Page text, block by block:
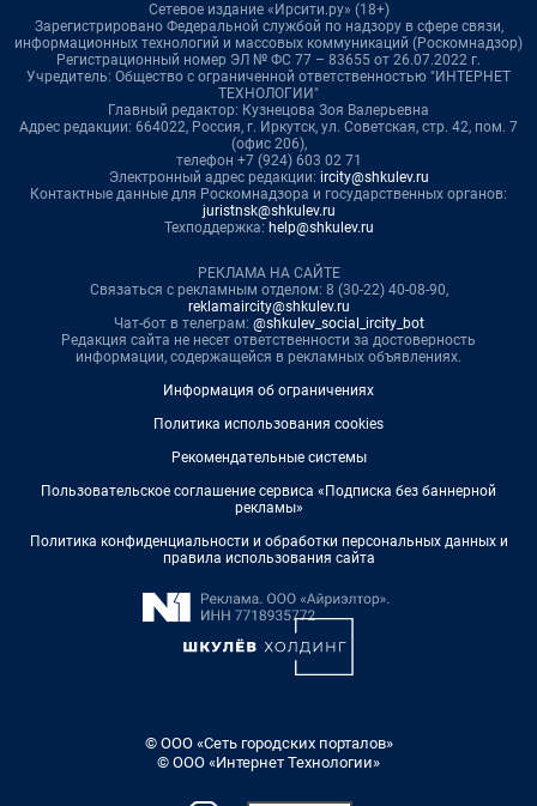
Сетевое издание «Ирсити.ру» (18+)
Зарегистрировано Федеральной службой по надзору в сфере связи,
информационных технологий и массовых коммуникаций (Роскомнадзор)
Регистрационный номер ЭЛ № ФС 77 – 83655 от 26.07.2022 г.
Учредитель: Общество с ограниченной ответственностью "ИНТЕРНЕТ
ТЕХНОЛОГИИ"
Главный редактор: Кузнецова Зоя Валерьевна
Адрес редакции: 664022, Россия, г. Иркутск, ул. Советская, стр. 42, пом. 7
(офис 206),
телефон +7 (924) 603 02 71
Электронный адрес редакции: ircity@shkulev.ru
Контактные данные для Роскомнадзора и государственных органов:
juristnsk@shkulev.ru
Техподдержка: help@shkulev.ru
РЕКЛАМА НА САЙТЕ
Связаться с рекламным отделом: 8 (30-22) 40-08-90,
reklamaircity@shkulev.ru
Чат-бот в телеграм: @shkulev_social_ircity_bot
Редакция сайта не несет ответственности за достоверность
информации, содержащейся в рекламных объявлениях.
Информация об ограничениях
Политика использования cookies
Рекомендательные системы
Пользовательское соглашение сервиса «Подписка без баннерной
рекламы»
Политика конфиденциальности и обработки персональных данных и
правила использования сайта
© ООО «Сеть городских порталов»
© ООО «Интернет Технологии»